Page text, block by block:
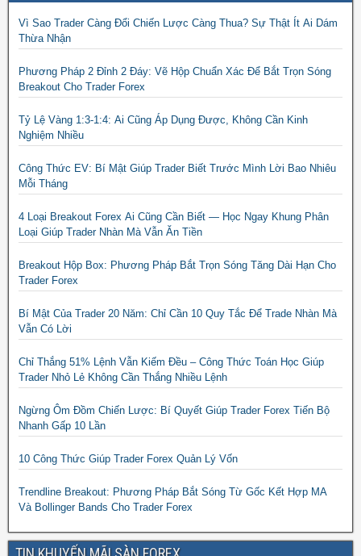
Vì Sao Trader Càng Đổi Chiến Lược Càng Thua? Sự Thật Ít Ai Dám
Thừa Nhận
Phương Pháp 2 Đỉnh 2 Đáy: Vẽ Hộp Chuẩn Xác Để Bắt Trọn Sóng
Breakout Cho Trader Forex
Tỷ Lệ Vàng 1:3-1:4: Ai Cũng Áp Dụng Được, Không Cần Kinh
Nghiệm Nhiều
Công Thức EV: Bí Mật Giúp Trader Biết Trước Mình Lời Bao Nhiêu
Mỗi Tháng
4 Loại Breakout Forex Ai Cũng Cần Biết — Học Ngay Khung Phân
Loại Giúp Trader Nhàn Mà Vẫn Ăn Tiền
Breakout Hộp Box: Phương Pháp Bắt Trọn Sóng Tăng Dài Hạn Cho
Trader Forex
Bí Mật Của Trader 20 Năm: Chỉ Cần 10 Quy Tắc Để Trade Nhàn Mà
Vẫn Có Lời
Chỉ Thắng 51% Lệnh Vẫn Kiếm Đều – Công Thức Toán Học Giúp
Trader Nhỏ Lẻ Không Cần Thắng Nhiều Lệnh
Ngừng Ôm Đồm Chiến Lược: Bí Quyết Giúp Trader Forex Tiến Bộ
Nhanh Gấp 10 Lần
10 Công Thức Giúp Trader Forex Quản Lý Vốn
Trendline Breakout: Phương Pháp Bắt Sóng Từ Gốc Kết Hợp MA
Và Bollinger Bands Cho Trader Forex